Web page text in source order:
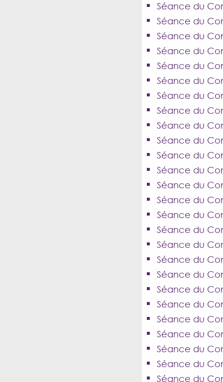
Séance du
Séance du
Séance du
Séance du
Séance du
Séance du
Séance du
Séance du
Séance du
Séance du
Séance du
Séance du
Séance du
Séance du
Séance du
Séance du
Séance du
Séance du
Séance du
Séance du
Séance du
Séance du
Séance du
Séance du
Séance du
Séance du